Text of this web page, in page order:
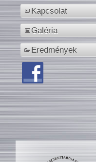
Kapcsolat
Galéria
Eredmények